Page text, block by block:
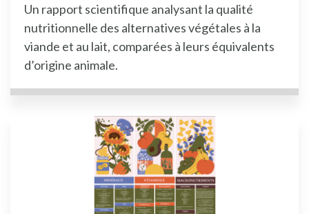
Un rapport scientifique analysant la qualité
nutritionnelle des alternatives végétales à la
viande et au lait, comparées à leurs équivalents
d’origine animale.